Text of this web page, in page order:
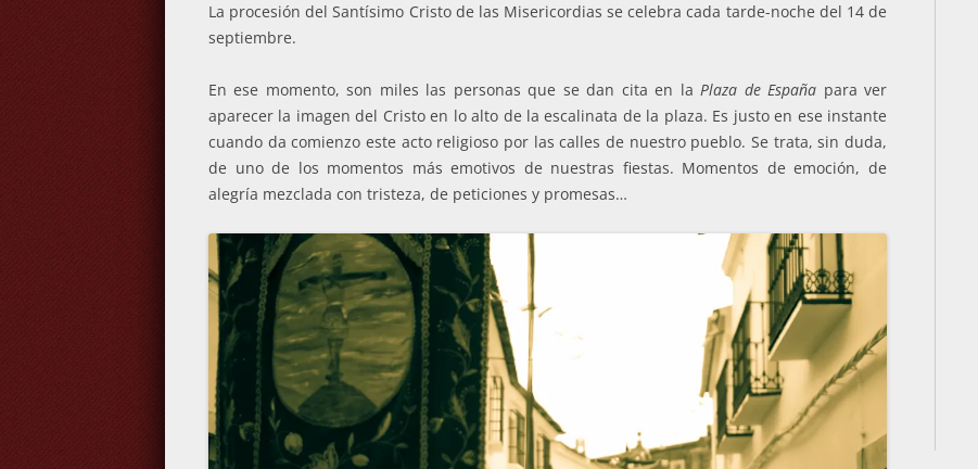
EL RAMO ACUERDOS DE JUNTA DIRECTIVA
La procesión del Santísimo Cristo de las Misericordias se celebra cada tarde-noche del 14 de
septiembre.
En ese momento, son miles las personas que se dan cita en laPlaza de España para ver
aparecer la imagen del Cristo en lo alto de la escalinata de la plaza. Es justo en ese instante
cuando da comienzo este acto religioso por las calles de nuestro pueblo. Se trata, sin duda,
de uno de los momentos más emotivos de nuestras fiestas. Momentos de emoción, de
alegría mezclada con tristeza, de peticiones y promesas…